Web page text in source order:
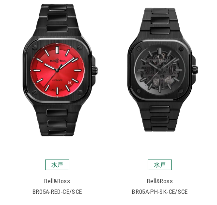
水戸
Bell&Ross
BR05A-RED-CE/SCE
水戸
Bell&Ross
BR05A-PH-SK-CE/SCE